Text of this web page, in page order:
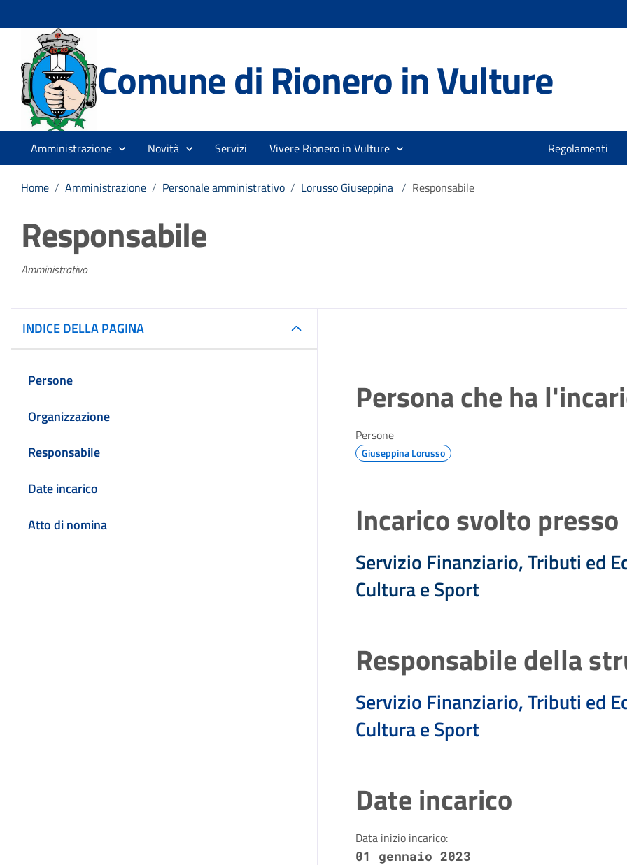
Comune di Rionero in Vulture
Amministrazione Novità Servizi Vivere Rionero in Vulture Regolamenti
Home / Amministrazione / Personale amministrativo / Lorusso Giuseppina / Responsabile
Responsabile
Amministrativo
INDICE DELLA PAGINA
Persone
Organizzazione
Responsabile
Date incarico
Atto di nomina
Persona che ha
Persone
Giuseppina Lorusso
Incarico svolto presso
Servizio Finanziario, Tributi ed
Cultura e Sport
Responsabile della
Servizio Finanziario, Tributi ed
Cultura e Sport
Date incarico
Data inizio incarico:
01 gennaio 2023